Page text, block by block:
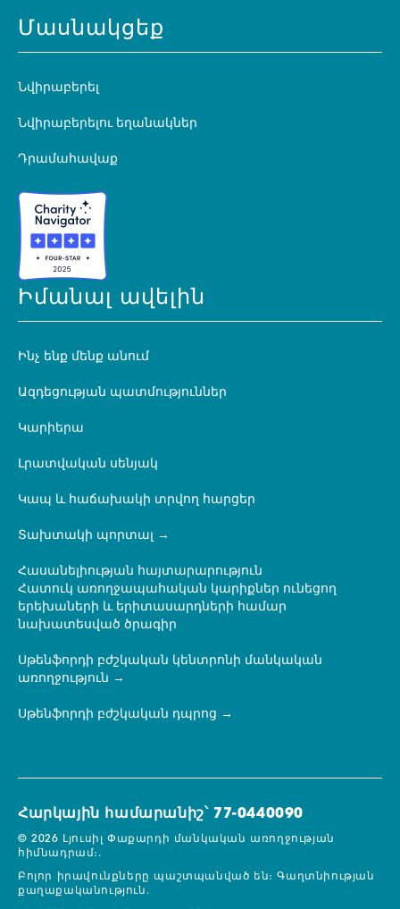
Մասնակցեք
Նվիրաբերել
Նվիրաբերելու եղանակներ
Դրամահավաք
Իմանալ ավելին
Ինչ ենք մենք անում
Ազդեցության պատմություններ
Կարիերա
Լրատվական սենյակ
Կապ և հաճախակի տրվող հարցեր
Տախտակի պորտալ
Հասանելիության հայտարարություն
Հատուկ առողջապահական կարիքներ ունեցող
երեխաների և երիտասարդների համար
նախատեսված ծրագիր
Սթենֆորդի բժշկական կենտրոնի մանկական
առողջություն
Սթենֆորդի բժշկական դպրոց
Հարկային համարանիշ՝ 77-0440090
© 2026 Լյուսիլ Փաքարդի մանկական առողջության
հիմնադրամ։.
Բոլոր իրավունքները պաշտպանված են։Գաղտնիության
քաղաքականություն.